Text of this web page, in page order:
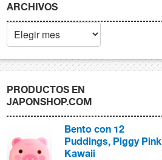
ARCHIVOS
PRODUCTOS EN
JAPONSHOP.COM
Bento con 12
Puddings, Piggy Pink
Kawaii